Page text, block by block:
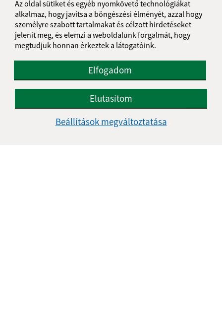
Az oldal sütiket és egyéb nyomkövető technológiákat
alkalmaz, hogy javítsa a böngészési élményét, azzal hogy
személyre szabott tartalmakat és célzott hirdetéseket
jelenít meg, és elemzi a weboldalunk forgalmát, hogy
megtudjuk honnan érkeztek a látogatóink.
Elfogadom
Elutasítom
Beállítások megváltoztatása
Az oldalról: